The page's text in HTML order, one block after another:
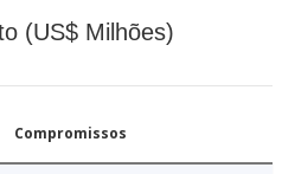
(US$ Milhões)
Compromissos